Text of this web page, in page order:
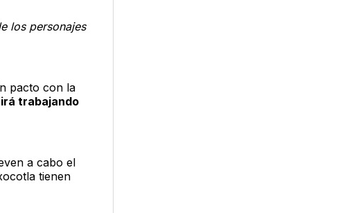
los personajes
pacto con la
trabajando
a cabo el
tienen